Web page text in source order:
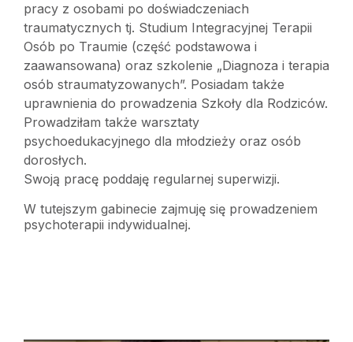
pracy z osobami po doświadczeniach
traumatycznych tj. Studium Integracyjnej Terapii
Osób po Traumie (część podstawowa i
zaawansowana) oraz szkolenie „Diagnoza i terapia
osób straumatyzowanych”. Posiadam także
uprawnienia do prowadzenia Szkoły dla Rodziców.
Prowadziłam także warsztaty
psychoedukacyjnego dla młodzieży oraz osób
dorosłych.
Swoją pracę poddaję regularnej superwizji.
W tutejszym gabinecie zajmuję się prowadzeniem
psychoterapii indywidualnej.